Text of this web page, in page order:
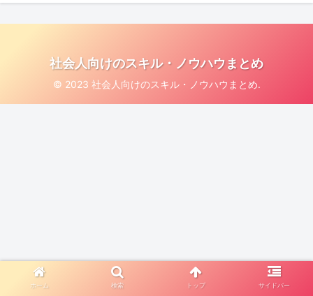
社会人向けのスキル・ノウハウまとめ
© 2023 社会人向けのスキル・ノウハウまとめ.
ホーム 検索 トップ サイドバー